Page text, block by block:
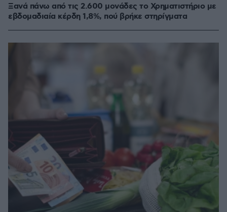
Ξανά πάνω από τις 2.600 μονάδες το Χρηματιστήριο με
εβδομαδιαία κέρδη 1,8%, πού βρήκε στηρίγματα